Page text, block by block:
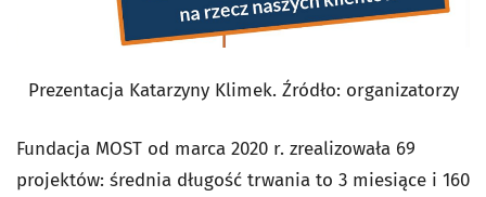
Prezentacja Katarzyny Klimek. Źródło: organizatorzy
Fundacja MOST od marca 2020 r. zrealizowała 69
projektów: średnia długość trwania to 3 miesiące i 160